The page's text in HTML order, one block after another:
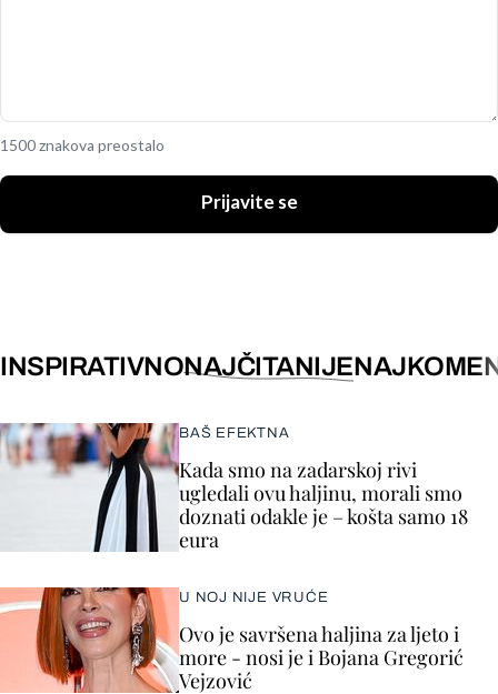
1500 znakova preostalo
Prijavite se
INSPIRATIVNONAJČITANIJE
BAŠ EFEKTNA
Kada smo na zadarskoj rivi
ugledali ovu haljinu, morali smo
doznati odakle je – košta samo 18
eura
U NOJ NIJE VRUĆE
Ovo je savršena haljina za ljeto i
more - nosi je i Bojana Gregorić
Vejzović